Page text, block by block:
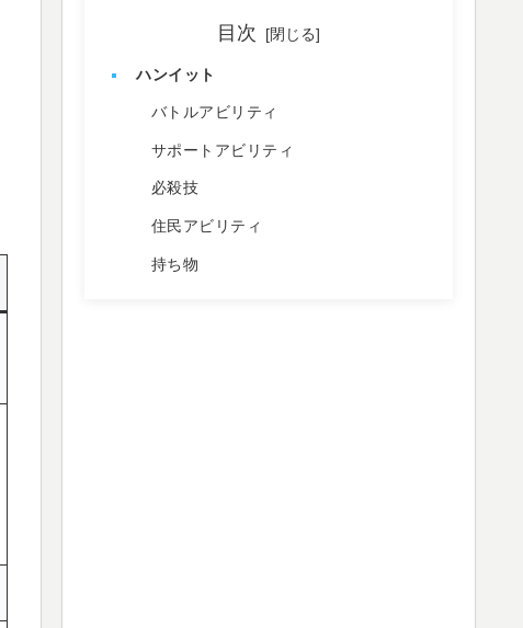
目次
ハンイット
バトルアビリティ
サポートアビリティ
必殺技
住民アビリティ
持ち物